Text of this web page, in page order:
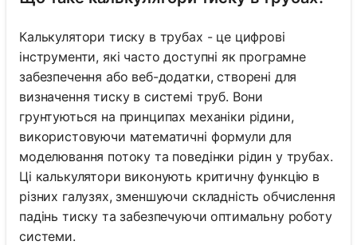
Калькулятори тиску в трубах - це цифрові
інструменти, які часто доступні як програмне
забезпечення або веб-додатки, створені для
визначення тиску в системі труб. Вони
грунтуються на принципах механіки рідини,
використовуючи математичні формули для
моделювання потоку та поведінки рідин у трубах.
Ці калькулятори виконують критичну функцію в
різних галузях, зменшуючи складність обчислення
падінь тиску та забезпечуючи оптимальну роботу
системи.